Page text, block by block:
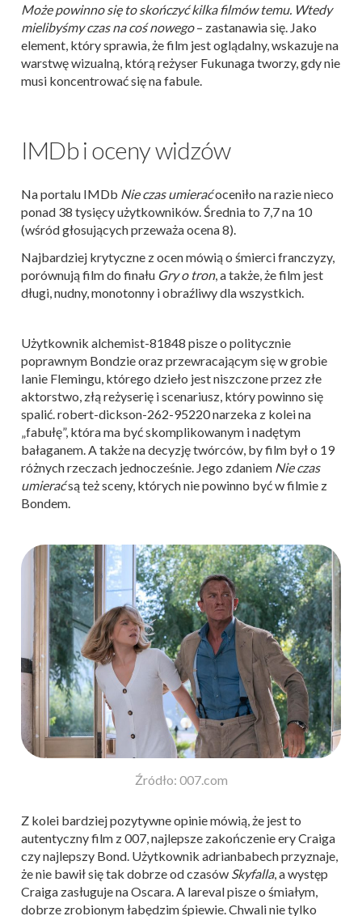
Może powinno się to skończyć kilka filmów temu. Wtedy
mielibyśmy czas na coś nowego– zastanawia się. Jako
element, który sprawia, że film jest oglądalny, wskazuje na
warstwę wizualną, którą reżyser Fukunaga tworzy, gdy nie
musi koncentrować się na fabule.
IMDb i oceny widzów
Na portalu IMDb Nie czas umieraćoceniło na razie nieco
ponad 38 tysięcy użytkowników. Średnia to 7,7 na 10
(wśród głosujących przeważa ocena 8).
Najbardziej krytyczne z ocen mówią o śmierci franczyzy,
porównują film do finału Gry o tron, a także, że film jest
długi, nudny, monotonny i obraźliwy dla wszystkich.
Użytkownik alchemist-81848 pisze o politycznie
poprawnym Bondzie oraz przewracającym się w grobie
Ianie Flemingu, którego dzieło jest niszczone przez złe
aktorstwo, złą reżyserię i scenariusz, który powinno się
spalić. robert-dickson-262-95220 narzeka z kolei na
„fabułę”, która ma być skomplikowanym i nadętym
bałaganem. A także na decyzję twórców, by film był o 19
różnych rzeczach jednocześnie. Jego zdaniem Nie czas
umieraćsą też sceny, których nie powinno być w filmie z
Bondem.
Źródło: 007.com
Z kolei bardziej pozytywne opinie mówią, że jest to
autentyczny film z 007, najlepsze zakończenie ery Craiga
czy najlepszy Bond. Użytkownik adrianbabech przyznaje,
że nie bawił się tak dobrze od czasów Skyfalla, a występ
Craiga zasługuje na Oscara. A lareval pisze o śmiałym,
dobrze zrobionym łabędzim śpiewie. Chwali nie tylko